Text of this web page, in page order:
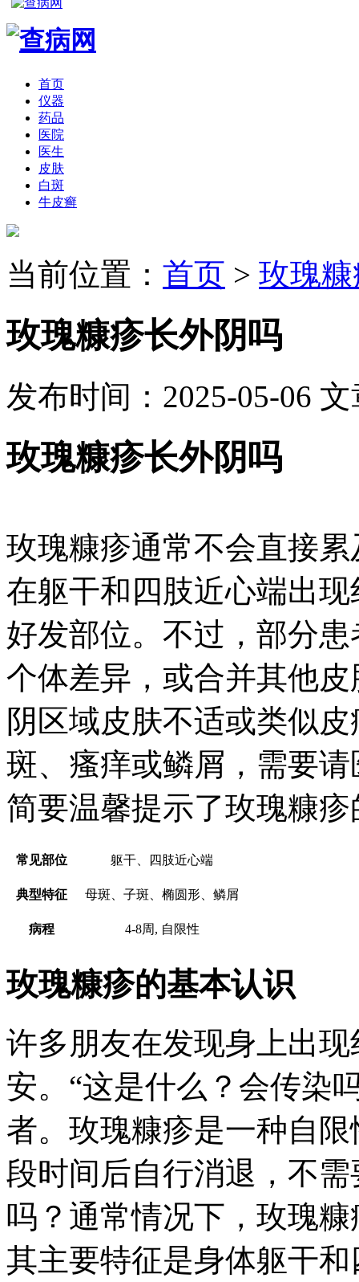
首页
仪器
药品
医院
医生
皮肤
白斑
牛皮癣
当前位置： 首页 > 玫瑰
玫瑰糠疹长外阴吗
发布时间：2025-05-06 文
玫瑰糠疹长外阴吗
玫瑰糠疹通常不会直接
在躯干和四肢近心端出
好发部位。不过，部分
个体差异，或合并其他
阴区域皮肤不适或类似
斑、瘙痒或鳞屑，需要
简要温馨提示了玫瑰糠
常见部位 躯干、四肢近心端
典型特征 母斑、子斑、椭圆形、鳞屑
病程 4-8周, 自限性
玫瑰糠疹的基本认识
许多朋友在发现身上出
安。“这是什么？会传染
者。玫瑰糠疹是一种自
段时间后自行消退，不
吗？通常情况下，玫瑰
其主要特征是身体躯干